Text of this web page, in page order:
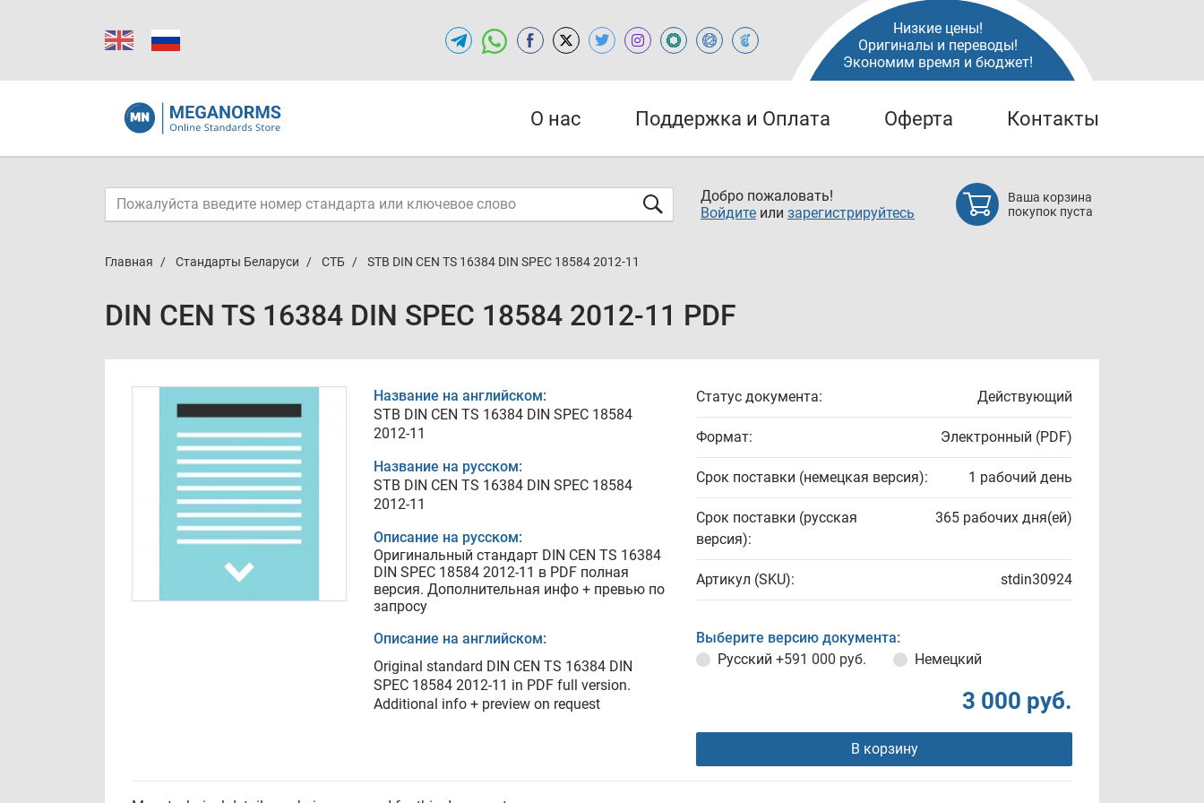
Низкие цены!
Оригиналы и переводы!
Экономим время и бюджет!
О нас Поддержка и Оплата Оферта Контакты
Добро пожаловать!
Войдите или зарегистрируйтесь
Ваша корзина
покупок пуста
Главная Стандарты Беларуси СТБ STB DIN CEN TS 16384 DIN SPEC 18584 2012-11
DIN CEN TS 16384 DIN SPEC 18584 2012-11 PDF
Название на английском:
STB DIN CEN TS 16384 DIN SPEC 18584
2012-11
Название на русском:
STB DIN CEN TS 16384 DIN SPEC 18584
2012-11
Описание на русском:
Оригинальный стандарт DIN CEN TS 16384
DIN SPEC 18584 2012-11 в PDF полная
версия. Дополнительная инфо + превью по
запросу
Описание на английском:
Original standard DIN CEN TS 16384 DIN
SPEC 18584 2012-11 in PDF full version.
Additional info + preview on request
Статус документа: Действующий
Формат: Электронный (PDF)
Срок поставки (немецкая версия): 1 рабочий день
Срок поставки (русская
версия):
365 рабочих дня(ей)
Артикул (SKU): stdin30924
Выберите версию документа:
Русский +591 000 руб. Немецкий
3 000 руб.
В корзину